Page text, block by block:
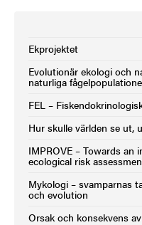
Ekprojektet
Evolutionär ekologi och
naturliga
FEL –
Hur skulle världen se ut,
IMPROVE – Towards an
ecological risk
Mykologi – svamparnas
och evolution
Orsak och konsekvens